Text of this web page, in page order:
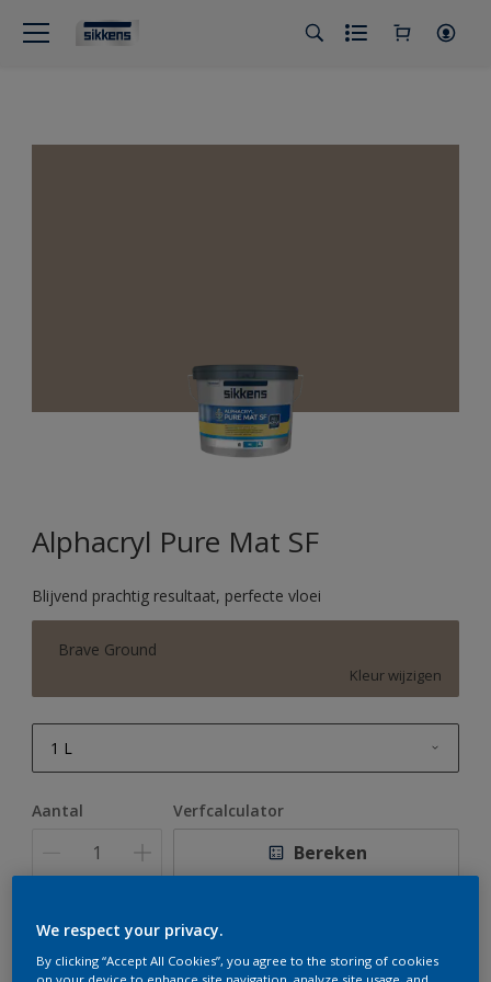
Alphacryl Pure Mat SF
Blijvend prachtig resultaat, perfecte vloei
Brave Ground
Kleur wijzigen
1 L
Aantal Verfcalculator
Bereken
Op dit moment is het niet mogelijk dit product online
te bestellen. Houd de website in de gaten, we werken
We respect your privacy.
By clicking “Accept All Cookies”, you agree to the storing of cookies
on your device to enhance site navigation, analyze site usage, and